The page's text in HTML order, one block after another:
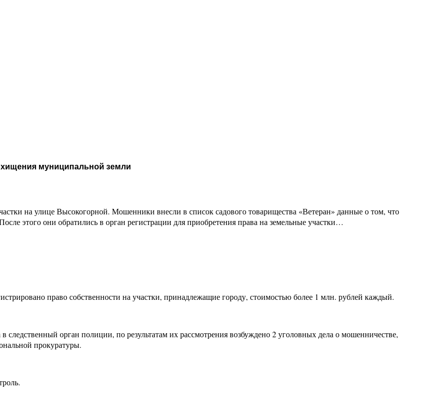
муниципальной земли
на улице Высокогорной. Мошенники внесли в список садового товарищества «Ветеран» данные о том, что
этого они обратились в орган регистрации для приобретения права на земельные участки…
право собственности на участки, принадлежащие городу, стоимостью более 1 млн. рублей каждый.
орган полиции, по результатам их рассмотрения возбуждено 2 уголовных дела о мошенничестве,
прокуратуры.